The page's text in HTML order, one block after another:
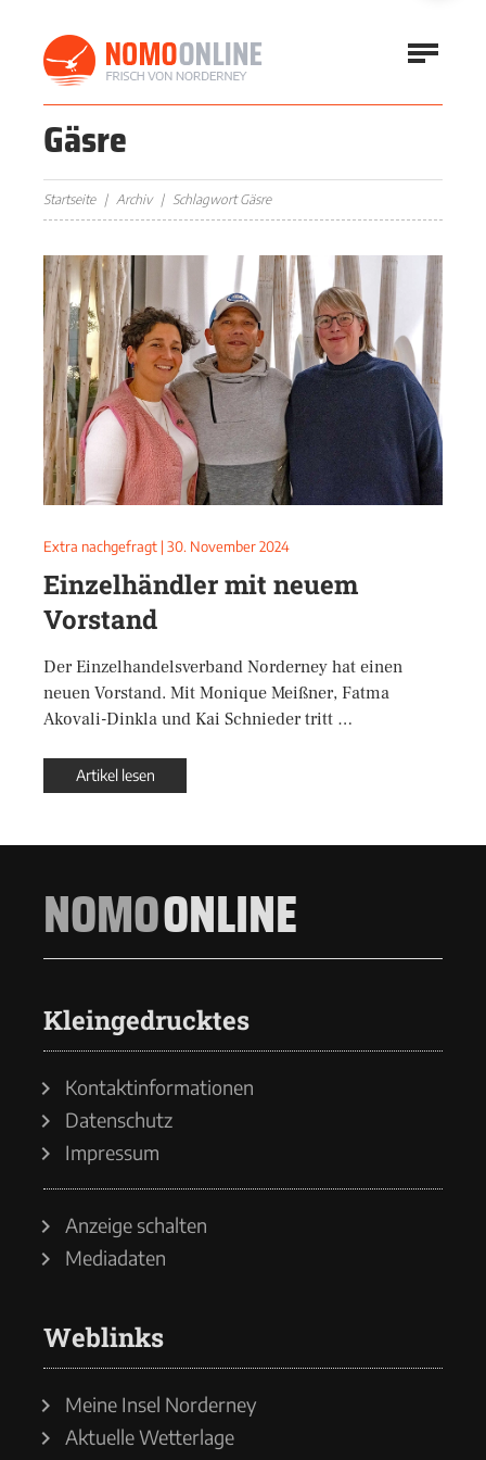
Gäsre
Startseite Archiv Schlagwort Gäsre
Extra nachgefragt | 30. November 2024
Einzelhändler mit neuem
Vorstand
Der Einzelhandelsverband Norderney hat einen
neuen Vorstand. Mit Monique Meißner, Fatma
Akovali-Dinkla und Kai Schnieder tritt …
Artikel lesen
NOMOONLINE
Kleingedrucktes
Kontaktinformationen
Datenschutz
Impressum
Anzeige schalten
Mediadaten
Weblinks
Meine Insel Norderney
Aktuelle Wetterlage